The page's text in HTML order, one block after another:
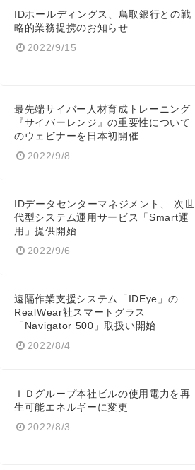
IDホールディングス、鳥取銀行との戦
略的業務提携のお知らせ
2022/9/15
最先端サイバー人材育成トレーニング
『サイバーレンジ』の重要性について
のウェビナーを日本初開催
2022/9/8
IDデータセンターマネジメント、 次世
代型システム運用サービス「Smart運
用」提供開始
2022/9/6
遠隔作業支援システム「IDEye」の
RealWear社スマートグラス
「Navigator 500」取扱い開始
2022/8/4
ＩＤグループ本社ビルの使用電力を再
生可能エネルギーに変更
2022/8/3